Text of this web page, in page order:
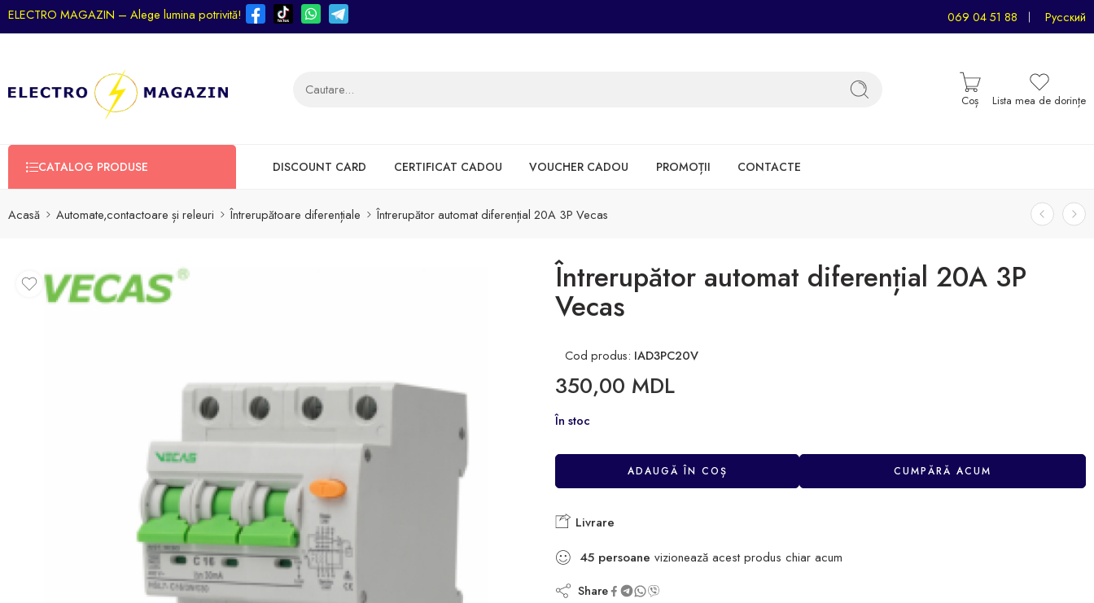
ELECTRO MAGAZIN – Alege lumina potrivită! 069 04 51 88 Русский
Coș Lista mea de dorințe
CATALOG PRODUSE DISCOUNT CARD CERTIFICAT CADOU VOUCHER CADOU PROMOȚII CONTACTE
Acasă Automate,contactoare și releuri Întrerupătoare diferențiale Întrerupător automat diferențial 20A 3P Vecas
Întrerupător automat diferențial 20A 3P
Vecas
Cod produs: IAD3PC20V
350,00 MDL
În stoc
ADAUGĂ ÎN COȘ CUMPĂRĂ ACUM
Livrare
45 persoane vizionează acest produs chiar acum
Share